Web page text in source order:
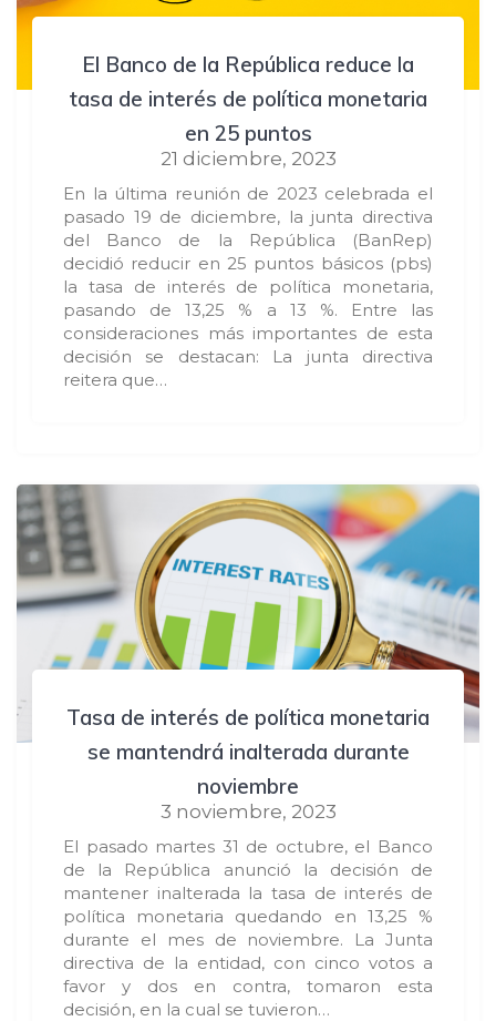
El Banco de la República reduce la
tasa de interés de política monetaria
en 25 puntos
21 diciembre, 2023
En la última reunión de 2023 celebrada el
pasado 19 de diciembre, la junta directiva
del Banco de la República (BanRep)
decidió reducir en 25 puntos básicos (pbs)
la tasa de interés de política monetaria,
pasando de 13,25 % a 13 %. Entre las
consideraciones más importantes de esta
decisión se destacan: La junta directiva
reitera que…
Tasa de interés de política monetaria
se mantendrá inalterada durante
noviembre
3 noviembre, 2023
El pasado martes 31 de octubre, el Banco
de la República anunció la decisión de
mantener inalterada la tasa de interés de
política monetaria quedando en 13,25 %
durante el mes de noviembre. La Junta
directiva de la entidad, con cinco votos a
favor y dos en contra, tomaron esta
decisión, en la cual se tuvieron…